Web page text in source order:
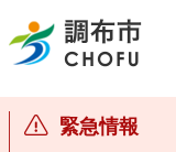
調布市
緊急情報